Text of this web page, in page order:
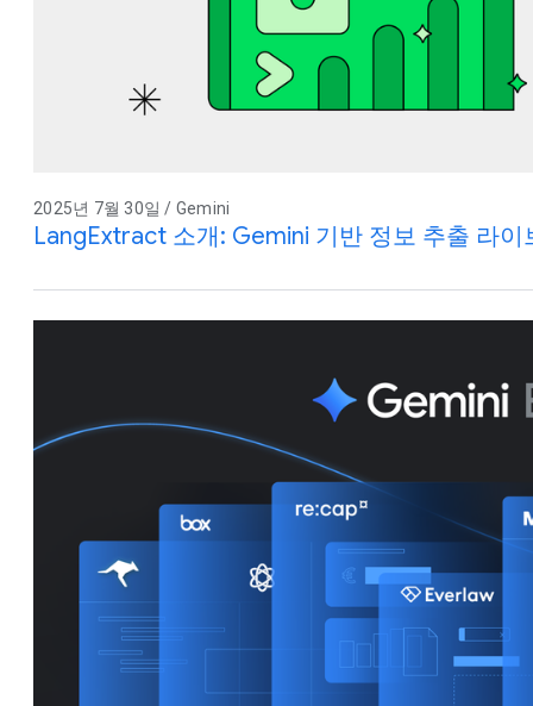
2025년 7월 30일 / Gemini
LangExtract 소개: Gemini 기반 정보 추출 라이